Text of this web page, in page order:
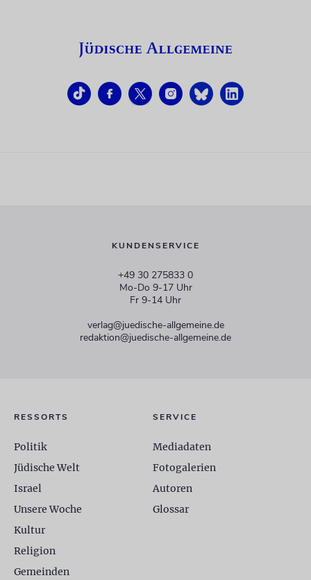
KUNDENSERVICE
+49 30 275833 0
Mo-Do 9-17 Uhr
Fr 9-14 Uhr
verlag@juedische-allgemeine.de
redaktion@juedische-allgemeine.de
RESSORTS
Politik
Jüdische Welt
Israel
Unsere Woche
Kultur
Religion
Gemeinden
SERVICE
Mediadaten
Fotogalerien
Autoren
Glossar